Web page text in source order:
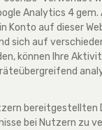
Analytics 4 gem.
Konto auf dieser
sich auf
können Ihre
bereitgestellten
bei Nutzern zu